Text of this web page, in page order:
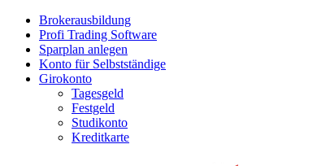
Brokerausbildung
Profi Trading Software
Sparplan anlegen
Konto für Selbstständige
Girokonto
Tagesgeld
Festgeld
Studikonto
Kreditkarte